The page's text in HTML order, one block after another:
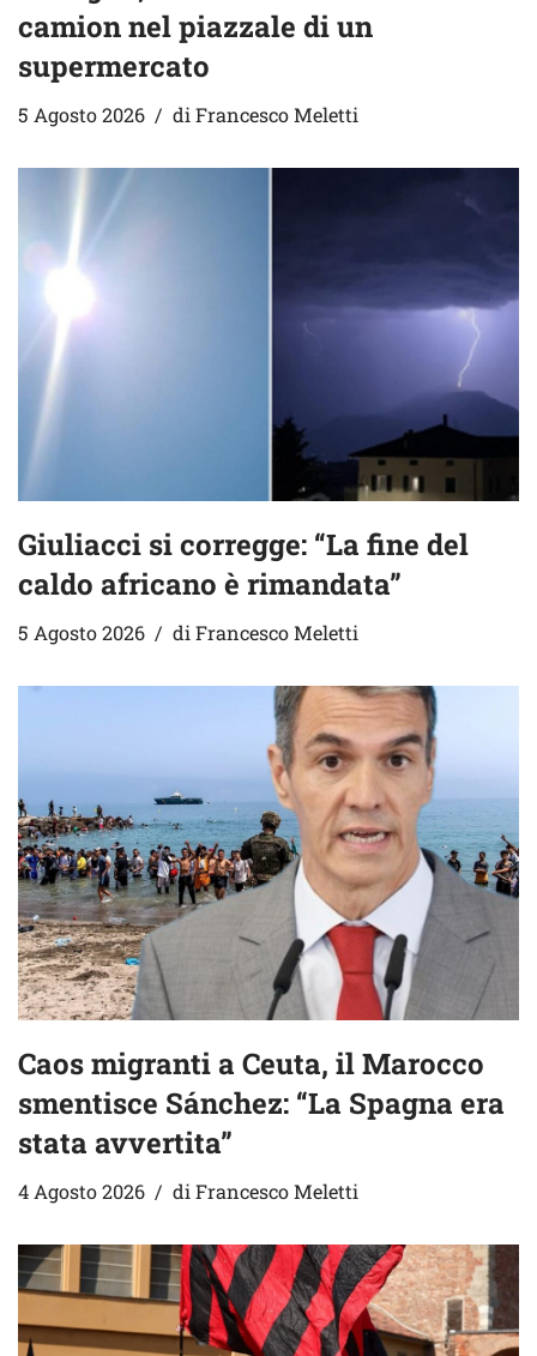
camion nel piazzale di un
supermercato
5 Agosto 2026 di Francesco Meletti
Giuliacci si corregge: “La fine del
caldo africano è rimandata”
5 Agosto 2026 diFrancesco Meletti
Caos migranti a Ceuta, il Marocco
smentisce Sánchez: “La Spagna era
stata avvertita”
4 Agosto 2026 di Francesco Meletti